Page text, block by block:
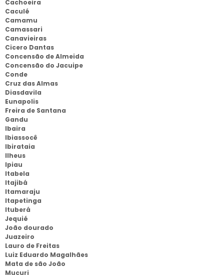
Cachoeira
Caculé
Camamu
Camassari
Canavieiras
Cicero Dantas
Concensão de Almeida
Concensão do Jacuipe
Conde
Cruz das Almas
Diasdavila
Eunapolis
Freira de Santana
Gandu
Ibaira
Ibiassocê
Ibirataia
Ilheus
Ipiau
Itabela
Itajibá
Itamaraju
Itapetinga
Ituberá
Jequié
João dourado
Juazeiro
Lauro de Freitas
Luiz Eduardo Magalhães
Mata de são João
Mucuri